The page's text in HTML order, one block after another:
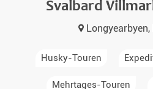
Svalbard
Longyearbyen,
Husky-Touren
Mehrtages-Touren